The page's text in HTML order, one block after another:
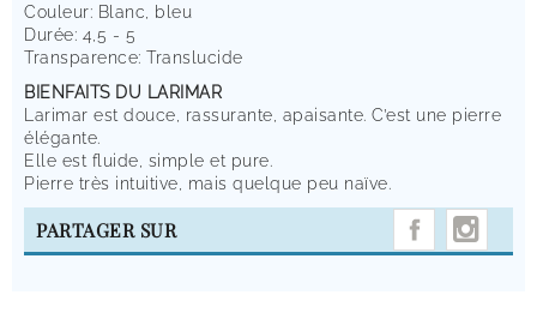
Couleur: Blanc, bleu
Durée: 4,5 - 5
Transparence: Translucide
BIENFAITS DU LARIMAR
Larimar est douce, rassurante, apaisante. C’est une pierre
élégante.
Elle est fluide, simple et pure.
Pierre très intuitive, mais quelque peu naïve.
PARTAGER SUR